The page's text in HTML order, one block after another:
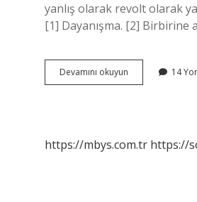
yanlış olarak revolt olarak
[1] Dayanışma. [2] Birbirine
Devamını okuyun
Kaldırmak
14
https://mbys.com.tr https://